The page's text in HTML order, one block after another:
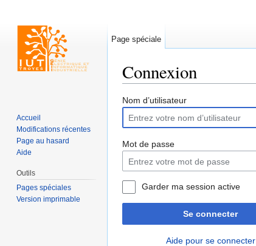
Connexion
Nom d’utilisateur
Mot de passe
Garder ma session active
Se connecter
Aide pour se connecter
Page spéciale
Accueil
Modifications récentes
Page au hasard
Aide
Outils
Pages spéciales
Version imprimable